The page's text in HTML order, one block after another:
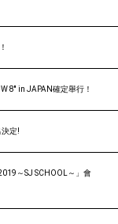
8'' in JAPAN確定舉行！
決定!
～SJ SCHOOL～」會